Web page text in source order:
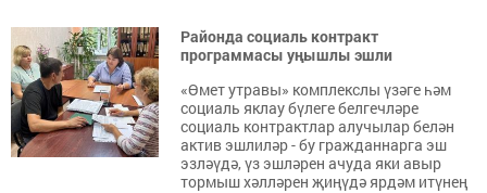
Районда социаль контракт
программасы уңышлы эшли
«Өмет утравы» комплекслы үзәге һәм
социаль яклау бүлеге белгечләре
социаль контрактлар алучылар белән
актив эшлиләр - бу гражданнарга эш
эзләүдә, үз эшләрен ачуда яки авыр
тормыш хәлләрен җиңүдә ярдәм итүнең